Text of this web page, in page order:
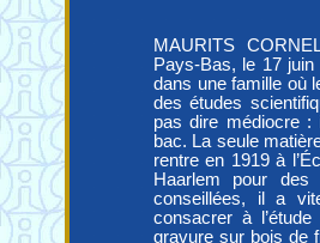
MAURITS
Pays-Bas, le 17
dans une famille où
des études
pas dire médiocre
bac. La seule
rentre en 1919 à
Haarlem pour
conseillées, il a
consacrer à
gravure sur bois de